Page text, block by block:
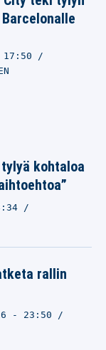
kohtaloa
rallin
- 23:50